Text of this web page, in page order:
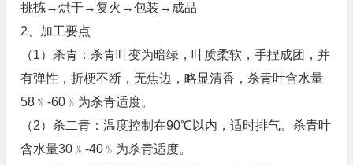
挑拣→烘干→复火→包装→成品
2、加工要点
（1）杀青：杀青叶变为暗绿，叶质柔软，手捏成团，并
有弹性，折梗不断，无焦边，略显清香，杀青叶含水量
58﹪-60﹪为杀青适度。
（2）杀二青：温度控制在90℃以内，适时排气。杀青叶
含水量30﹪-40﹪为杀青适度。